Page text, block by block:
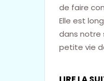
de faire
Elle est
dans notre
petite vie